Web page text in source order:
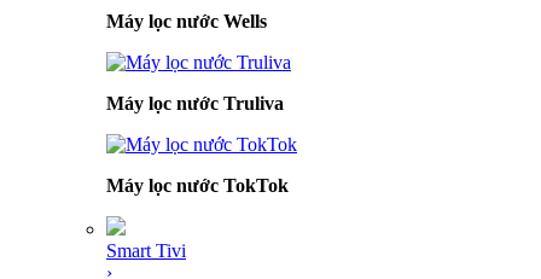
Máy lọc nước Wells
Máy lọc nước Truliva
Máy lọc nước TokTok
Smart Tivi
›